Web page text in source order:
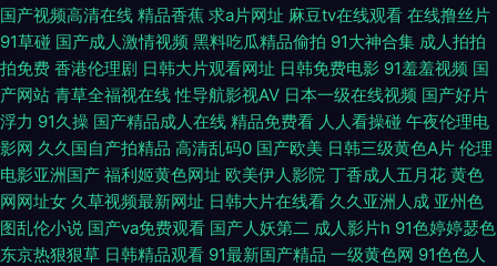
播放成人网站 91在线观看网址 超碰pt 国产熟女肏屄视频 欧美黄色com 无码
专区天天干 1024毛片大全 97人人操在线 成人剧场a深夜看 黑人草逼 老司机
午夜福利院 欧美性爱网络 熟妇91在线视频 91链接免费下载 成人板91 黄色
WW 美女福利视频导航 一区二区免费日本 AB色电影官网 成人免费AA片 韩
国午夜探花 麻豆区91 大香蕉大香蕉在线 伦理在线 深夜福利剧场 做爱片导航
国产视频高清在线 精品香蕉 求a片网址 麻豆tv在线观看 在线撸丝片
91草碰 国产成人激情视频 黑料吃瓜精品偷拍 91大神合集 成人拍拍
拍免费 香港伦理剧 日韩大片观看网址 日韩免费电影 91羞羞视频 国
产网站 青草全福视在线 性导航影视AV 日本一级在线视频 国产好片
浮力 91久操 国产精品成人在线 精品免费看 人人看操碰 午夜伦理电
影网 久久国自产拍精品 高清乱码0 国产欧美 日韩三级黄色A片 伦理
电影亚洲国产 福利姬黄色网址 欧美伊人影院 丁香成人五月花 黄色
网网址女 久草视频最新网址 日韩大片在线看 久久亚洲人成 亚州色
图乱伦小说 国产va免费观看 国产人妖第二 成人影片h 91色婷婷瑟色
东京热狠狠草 日韩精品观看 91最新国产精品 一级黄色网 91色色人